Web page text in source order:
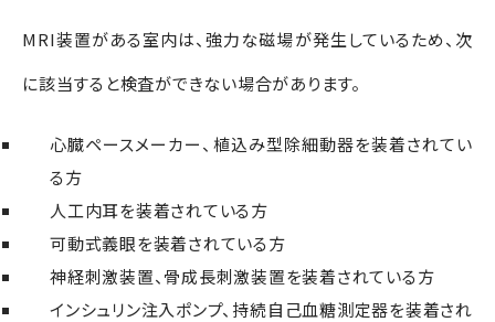
MRI装置がある室内は、強力な磁場が発生しているため、次
に該当すると検査ができない場合があります。
心臓ペースメーカー、植込み型除細動器を装着されてい
る方
人工内耳を装着されている方
可動式義眼を装着されている方
神経刺激装置、 骨成長刺激装置を装着されている方
インシュリン注入ポンプ、持続自己血糖測定器を装着され